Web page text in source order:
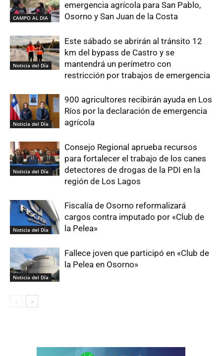
CAMPO AL DIA
emergencia agrícola para San Pablo,
Osorno y San Juan de la Costa
Noticia del Día
Este sábado se abrirán al tránsito 12
km del bypass de Castro y se
mantendrá un perímetro con
restricción por trabajos de emergencia
Noticia del Día
900 agricultores recibirán ayuda en Los
Ríos por la declaración de emergencia
agrícola
Noticia del Día
Consejo Regional aprueba recursos
para fortalecer el trabajo de los canes
detectores de drogas de la PDI en la
región de Los Lagos
Noticia del Día
Fiscalía de Osorno reformalizará
cargos contra imputado por «Club de
la Pelea»
Noticia del Día
Fallece joven que participó en «Club de
la Pelea en Osorno»